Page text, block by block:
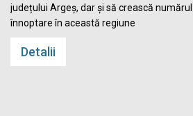
județului Argeș, dar și să crească
înnoptare în această regiune
Detalii